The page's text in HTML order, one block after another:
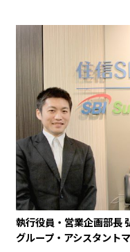
執行役員・営業企画部長
グループ・アシスタント